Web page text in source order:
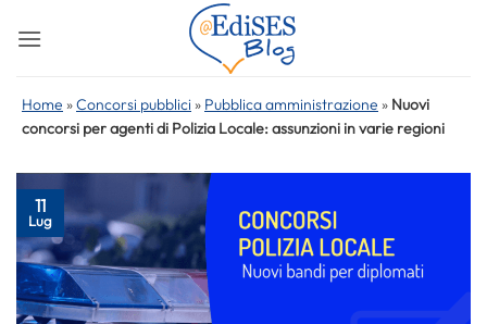
Home »Concorsi pubblici » Pubblica amministrazione » Nuovi
concorsi per agenti di Polizia Locale: assunzioni in varie regioni
11
Lug